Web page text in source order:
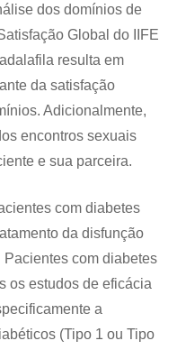
dos domínios de
Global do IIFE
resulta em
da satisfação
Adicionalmente,
encontros sexuais
e sua parceira.
com diabetes
da disfunção
com diabetes
os estudos de eficácia
a
(Tipo 1 ou Tipo